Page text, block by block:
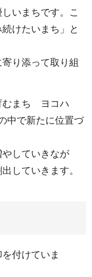
いまちです。こ
けたいまち」と
り添って取り組
むまち ヨコハ
中で新たに位置づ
していきなが
していきます。
付けていま